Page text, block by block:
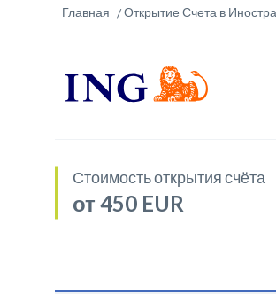
Главная Открытие Счета в
Стоимость открытия счёта
от 450 EUR